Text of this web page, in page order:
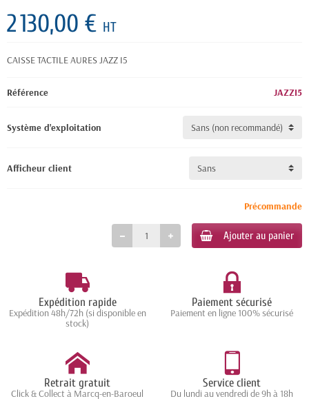
2 130,00 € HT
CAISSE TACTILE AURES JAZZ I5
Référence JAZZI5
Système d'exploitation
Afficheur client
Précommande
Ajouter au panier
Expédition rapide
Expédition 48h/72h (si disponible en
stock)
Paiement sécurisé
Paiement en ligne 100% sécurisé
Retrait gratuit
Click & Collect à Marcq-en-Baroeul
Service client
Du lundi au vendredi de 9h à 18h